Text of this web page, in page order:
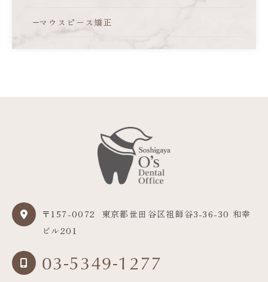
マウスピース矯正
〒157-0072
東京都世田谷区祖師谷3-36-30 和幸
ビル201
03-5349-1277